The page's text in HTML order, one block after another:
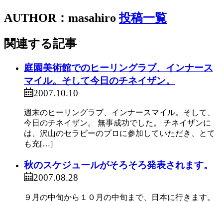
AUTHOR：masahiro投稿一覧
関連する記事
庭園美術館でのヒーリングラブ、インナース
マイル。そして今日のチネイザン。
2007.10.10
週末のヒーリングラブ、インナースマイル。そして、
今日のチネイザン。 無事成功でした。 チネイザンに
は、沢山のセラピーのプロに参加していただき、とて
も充[…]
秋のスケジュールがそろそろ発表されます。
2007.08.28
９月の中旬から１０月の中旬まで、日本に行きます。